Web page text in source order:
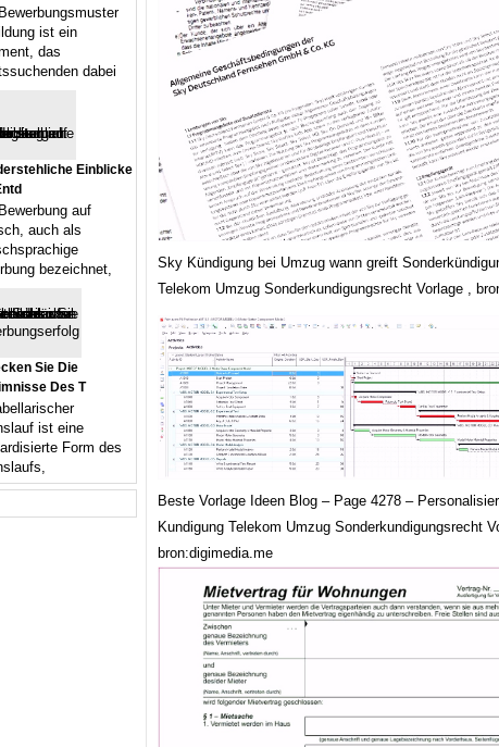
Sky Kündigung bei Umzug wann greift
Telekom Umzug Sonderkundigungsrecht Vorlage ,
Beste Vorlage Ideen Blog – Page 4278 –
Kundigung Telekom Umzug Sonderkundigungsrecht
bron:digimedia.me
ist ein
das
dabei
Einblicke
auf
auch als
bezeichnet,
Sie Die
Des T
ist eine
Form des